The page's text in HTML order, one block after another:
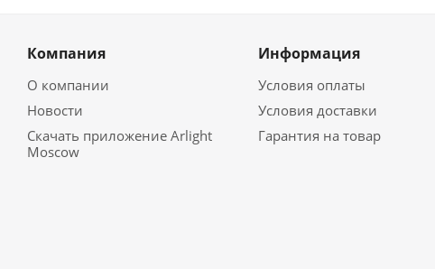
Компания
О компании
Новости
Скачать приложение Arlight
Moscow
Информация
Условия оплаты
Условия доставки
Гарантия на товар